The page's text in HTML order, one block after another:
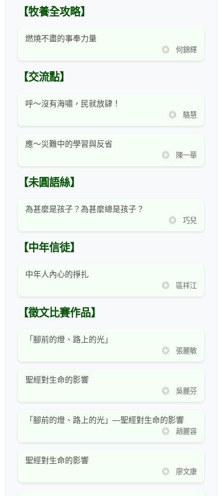
【牧養全攻略】
燃燒不盡的事奉力量
◎ 何錦輝
【交流點】
呼～沒有海嘯，民就放肆！
◎ 駱慧
應～災難中的學習與反省
◎ 陳一華
【未圓語絲】
為甚麼是孩子？為甚麼總是孩子？
◎ 巧兒
【中年信徒】
中年人內心的掙扎
◎ 區祥江
【徵文比賽作品】
「腳前的燈、路上的光」
◎ 張麗敏
聖經對生命的影響
◎ 吳麗芬
「腳前的燈、路上的光」—聖經對生命的影響
◎ 趙麗容
聖經對生命的影響
◎ 廖文康